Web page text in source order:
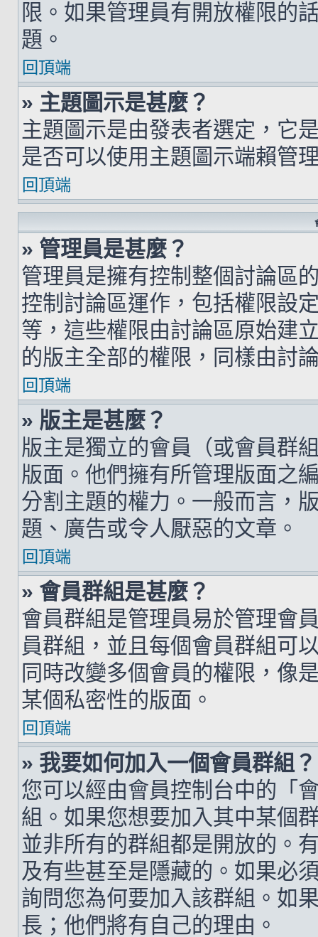
限。如果管理員有開放權限的
題。
回頂端
» 主題圖示是甚麼？
主題圖示是由發表者選定，它
是否可以使用主題圖示端賴管
回頂端
» 管理員是甚麼？
管理員是擁有控制整個討論區
控制討論區運作，包括權限設
等，這些權限由討論區原始建
的版主全部的權限，同樣由討
回頂端
» 版主是甚麼？
版主是獨立的會員（或會員群
版面。他們擁有所管理版面之
分割主題的權力。一般而言，
題、廣告或令人厭惡的文章。
回頂端
» 會員群組是甚麼？
會員群組是管理員易於管理會
員群組，並且每個會員群組可
同時改變多個會員的權限，像
某個私密性的版面。
回頂端
» 我要如何加入一個會員群組？
您可以經由會員控制台中的「
組。如果您想要加入其中某個
並非所有的群組都是開放的。
及有些甚至是隱藏的。如果必
詢問您為何要加入該群組。如
長；他們將有自己的理由。